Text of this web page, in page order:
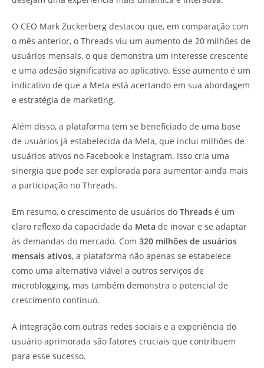
O CEO Mark Zuckerberg destacou que, em comparação com
o mês anterior, o Threads viu um aumento de 20 milhões de
usuários mensais, o que demonstra um interesse crescente
e uma adesão significativa ao aplicativo. Esse aumento é um
indicativo de que a Meta está acertando em sua abordagem
e estratégia de marketing.
Além disso, a plataforma tem se beneficiado de uma base
de usuários já estabelecida da Meta, que inclui milhões de
usuários ativos no Facebook e Instagram. Isso cria uma
sinergia que pode ser explorada para aumentar ainda mais
a participação no Threads.
Em resumo, o crescimento de usuários do Threads é um
claro reflexo da capacidade da Meta de inovar e se adaptar
às demandas do mercado. Com 320 milhões de usuários
mensais ativos, a plataforma não apenas se estabelece
como uma alternativa viável a outros serviços de
microblogging, mas também demonstra o potencial de
crescimento contínuo.
A integração com outras redes sociais e a experiência do
usuário aprimorada são fatores cruciais que contribuem
para esse sucesso.